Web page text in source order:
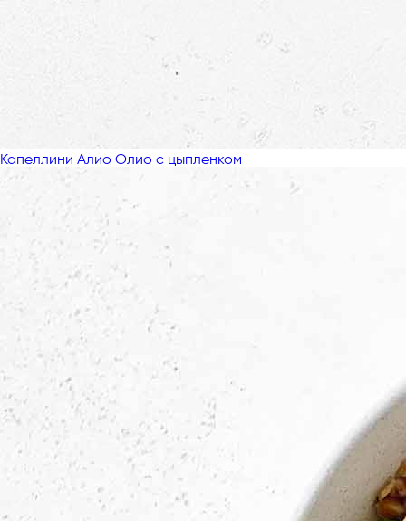
Капеллини Алио Олио с цыпленком